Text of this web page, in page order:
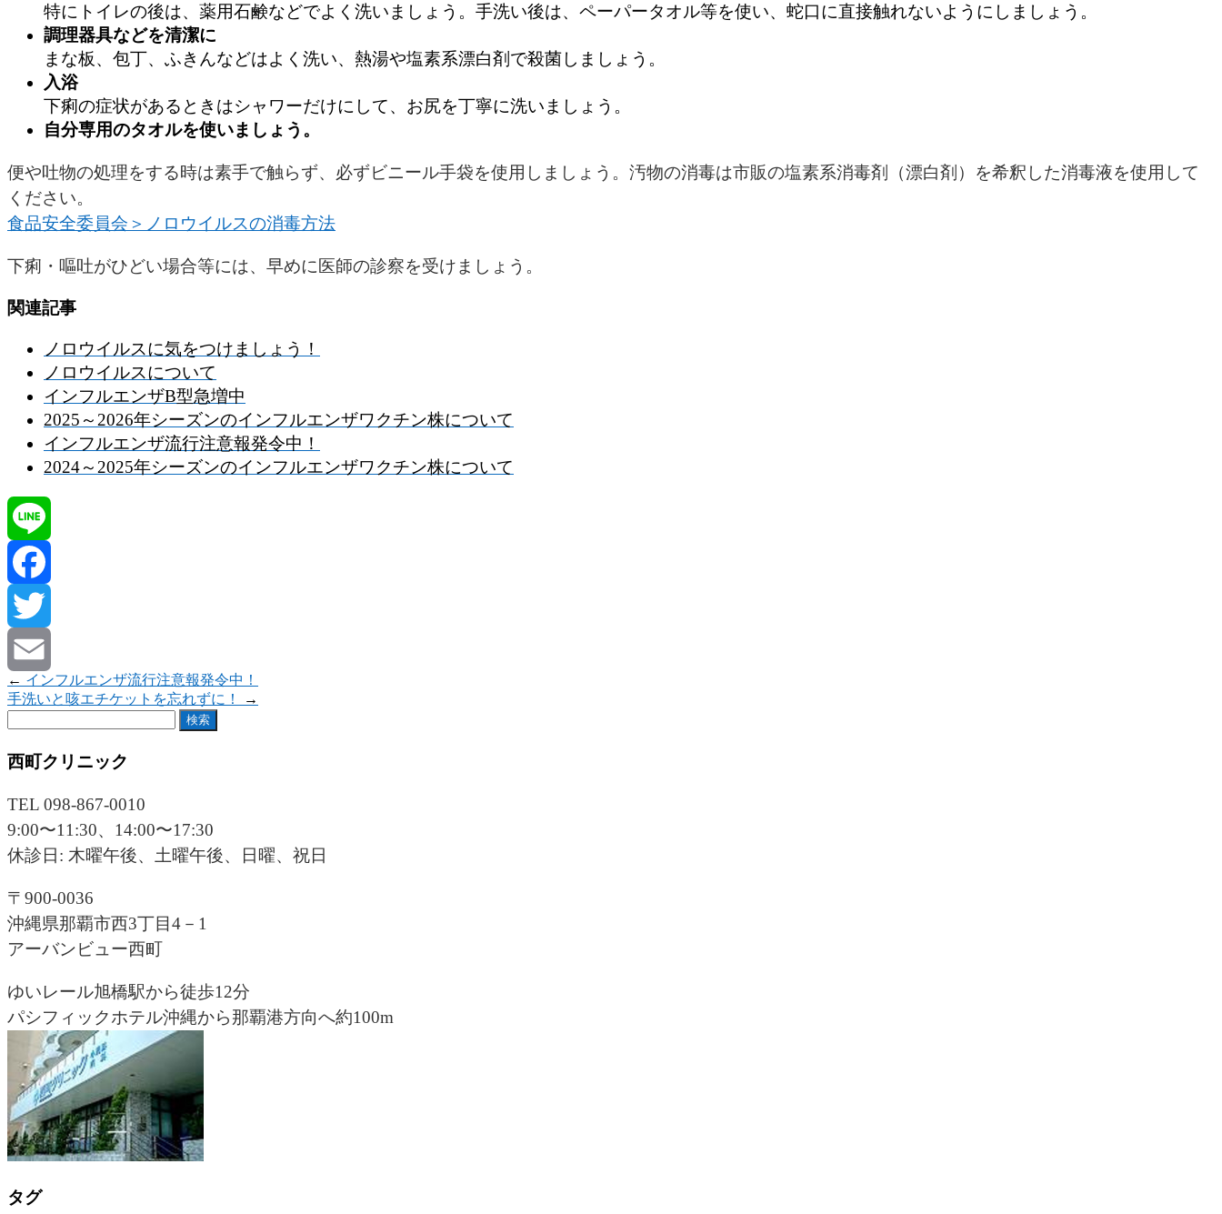
特にトイレの後は、薬用石鹸などでよく洗いましょう。手洗い後は、ペーパータオル等を使い、蛇口に直接触れないようにしましょう。
調理器具などを清潔に
まな板、包丁、ふきんなどはよく洗い、熱湯や塩素系漂白剤で殺菌しましょう。
入浴
下痢の症状があるときはシャワーだけにして、お尻を丁寧に洗いましょう。
自分専用のタオルを使いましょう。
便や吐物の処理をする時は素手で触らず、必ずビニール手袋を使用しましょう。汚物の消毒は市販の塩素系消毒剤（漂白剤）を希釈した消毒液を使用して
ください。
食品安全委員会＞ノロウイルスの消毒方法
下痢・嘔吐がひどい場合等には、早めに医師の診察を受けましょう。
関連記事
ノロウイルスに気をつけましょう！
ノロウイルスについて
インフルエンザB型急増中
2025～2026年シーズンのインフルエンザワクチン株について
インフルエンザ流行注意報発令中！
2024～2025年シーズンのインフルエンザワクチン株について
Line
Facebook
Twitter
Email
← インフルエンザ流行注意報発令中！
手洗いと咳エチケットを忘れずに！
→
西町クリニック
TEL 098-867-0010
9:00〜11:30、14:00〜17:30
休診日: 木曜午後、土曜午後、日曜、祝日
〒900-0036
沖縄県那覇市西3丁目4－1
アーバンビュー西町
ゆいレール旭橋駅から徒歩12分
パシフィックホテル沖縄から那覇港方向へ約100m
タグ